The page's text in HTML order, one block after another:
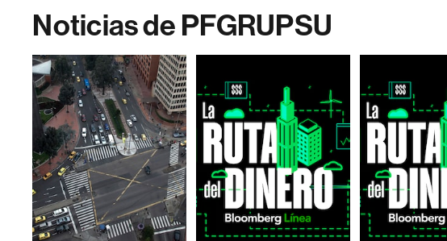
Noticias de PFGRUPSU